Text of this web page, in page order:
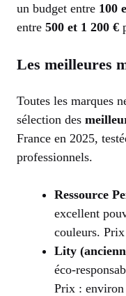
un budget entre 100
entre 500 et 1 200 €
Les meilleures
Toutes les marques
sélection des
France en 2025,
professionnels.
Ressource
excellent
couleurs.
Lity
éco-
Prix :